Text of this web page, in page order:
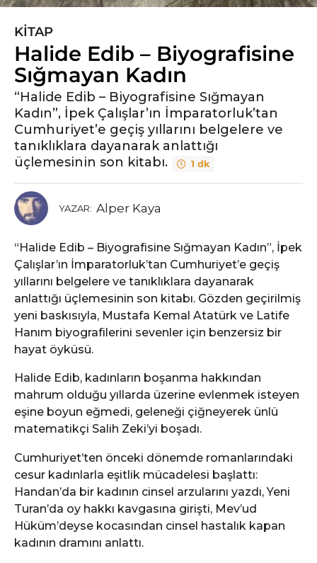
6
y
ı
l
ö
n
c
e
6
ı
l
n
c
e
KITAP
Halide Edib – Biyografisine
Sığmayan Kadın
“Halide Edib – Biyografisine Sığmayan
Kadın”, İpek Çalışlar’ın İmparatorluk’tan
Cumhuriyet’e geçiş yıllarını belgelere ve
tanıklıklara dayanarak anlattığı
üçlemesinin son kitabı.
1 dk
YAZAR: Alper Kaya
“Halide Edib – Biyografisine Sığmayan Kadın”, İpek
Çalışlar’ın İmparatorluk’tan Cumhuriyet’e geçiş
yıllarını belgelere ve tanıklıklara dayanarak
anlattığı üçlemesinin son kitabı. Gözden geçirilmiş
yeni baskısıyla, Mustafa Kemal Atatürk ve Latife
Hanım biyografilerini sevenler için benzersiz bir
hayat öyküsü.
Halide Edib, kadınların boşanma hakkından
mahrum olduğu yıllarda üzerine evlenmek isteyen
eşine boyun eğmedi, geleneği çiğneyerek ünlü
matematikçi Salih Zeki’yi boşadı.
Cumhuriyet’ten önceki dönemde romanlarındaki
cesur kadınlarla eşitlik mücadelesi başlattı:
Handan’da bir kadının cinsel arzularını yazdı, Yeni
Turan’da oy hakkı kavgasına girişti, Mev’ud
Hüküm’deyse kocasından cinsel hastalık kapan
kadının dramını anlattı.